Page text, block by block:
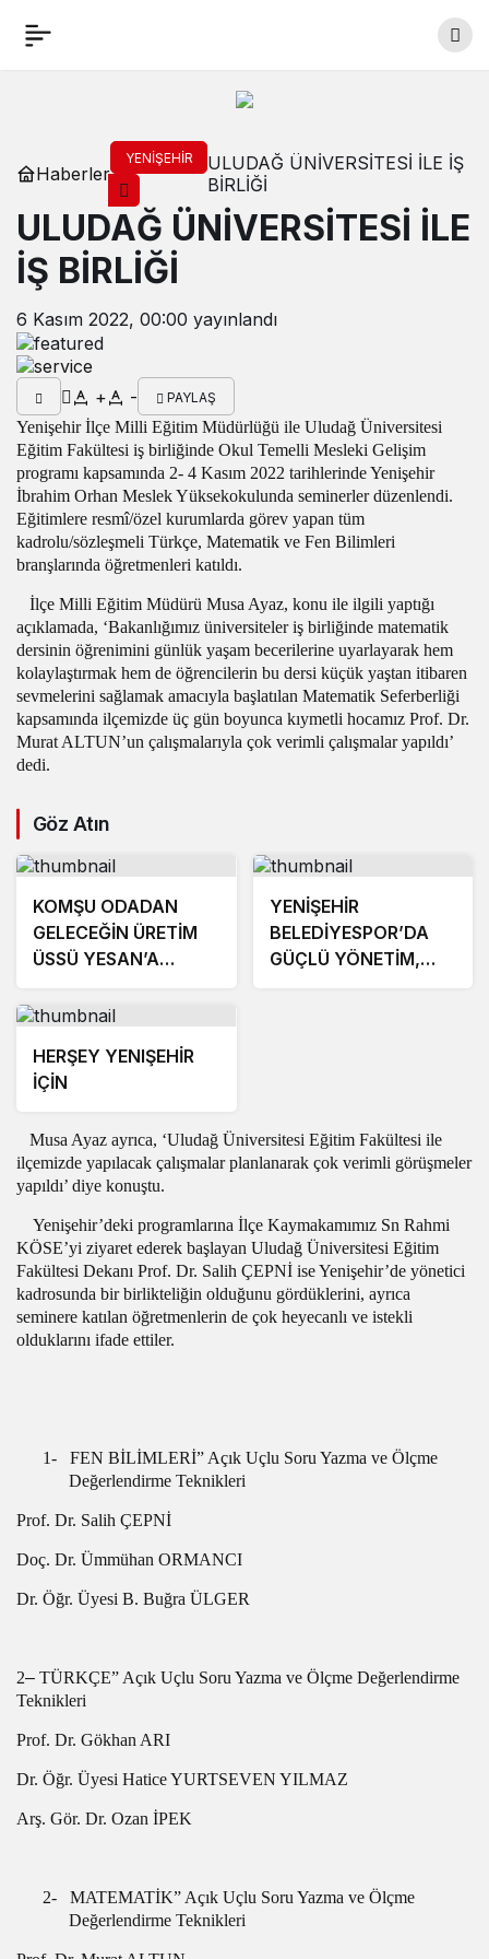
Haberler
YENIŞEHIR
ULUDAĞ ÜNİVERSİTESİ İLE İŞ
BİRLİĞİ
ULUDAĞ ÜNİVERSİTESİ İLE
İŞ BİRLİĞİ
6 Kasım 2022, 00:00 yayınlandı
+ - PAYLAŞ
Yenişehir İlçe Milli Eğitim Müdürlüğü ile Uludağ Üniversitesi
Eğitim Fakültesi iş birliğinde Okul Temelli Mesleki Gelişim
programı kapsamında 2- 4 Kasım 2022 tarihlerinde Yenişehir
İbrahim Orhan Meslek Yüksekokulunda seminerler düzenlendi.
Eğitimlere resmî/özel kurumlarda görev yapan tüm
kadrolu/sözleşmeli Türkçe, Matematik ve Fen Bilimleri
branşlarında öğretmenleri katıldı.
İlçe Milli Eğitim Müdürü Musa Ayaz, konu ile ilgili yaptığı
açıklamada, ‘Bakanlığımız üniversiteler iş birliğinde matematik
dersinin öğrenimini günlük yaşam becerilerine uyarlayarak hem
kolaylaştırmak hem de öğrencilerin bu dersi küçük yaştan itibaren
sevmelerini sağlamak amacıyla başlatılan Matematik Seferberliği
kapsamında ilçemizde üç gün boyunca kıymetli hocamız Prof. Dr.
Murat ALTUN’un çalışmalarıyla çok verimli çalışmalar yapıldı’
dedi.
Göz Atın
KOMŞU ODADAN
GELECEĞİN ÜRETİM
ÜSSÜ YESAN’A
YENİŞEHİR
BELEDİYESPOR’DA
GÜÇLÜ YÖNETİM,
HERŞEY YENIŞEHİR
İÇİN
Musa Ayaz ayrıca, ‘Uludağ Üniversitesi Eğitim Fakültesi ile
ilçemizde yapılacak çalışmalar planlanarak çok verimli görüşmeler
yapıldı’ diye konuştu.
Yenişehir’deki programlarına İlçe Kaymakamımız Sn Rahmi
KÖSE’yi ziyaret ederek başlayan Uludağ Üniversitesi Eğitim
Fakültesi Dekanı Prof. Dr. Salih ÇEPNİ ise Yenişehir’de yönetici
kadrosunda bir birlikteliğin olduğunu gördüklerini, ayrıca
seminere katılan öğretmenlerin de çok heyecanlı ve istekli
olduklarını ifade ettiler.
1-
FEN BİLİMLERİ” Açık Uçlu Soru Yazma ve Ölçme
Değerlendirme Teknikleri
Prof. Dr. Salih ÇEPNİ
Doç. Dr. Ümmühan ORMANCI
Dr. Öğr. Üyesi B. Buğra ÜLGER
2️– TÜRKÇE” Açık Uçlu Soru Yazma ve Ölçme Değerlendirme
Teknikleri
Prof. Dr. Gökhan ARI
Dr. Öğr. Üyesi Hatice YURTSEVEN YILMAZ
Arş. Gör. Dr. Ozan İPEK
2-
MATEMATİK” Açık Uçlu Soru Yazma ve Ölçme
Değerlendirme Teknikleri